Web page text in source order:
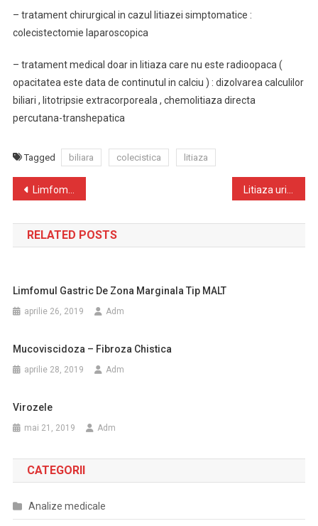
– tratament chirurgical in cazul litiazei simptomatice :
colecistectomie laparoscopica
– tratament medical doar in litiaza care nu este radioopaca (
opacitatea este data de continutul in calciu ) : dizolvarea calculilor
biliari , litotripsie extracorporeala , chemolitiaza directa
percutana-transhepatica
Tagged biliara colecistica litiaza
Navigare
în
articole
Limfomul primitiv cutanat (PCL) : Recomandările clinice ESMO pentru diagnostic, tratament si perioada de dupa tratament
RELATED POSTS
Limfomul Gastric De Zona Marginala Tip MALT
aprilie 26, 2019 Adm
Mucoviscidoza – Fibroza Chistica
aprilie 28, 2019 Adm
Virozele
mai 21, 2019 Adm
CATEGORII
Analize medicale